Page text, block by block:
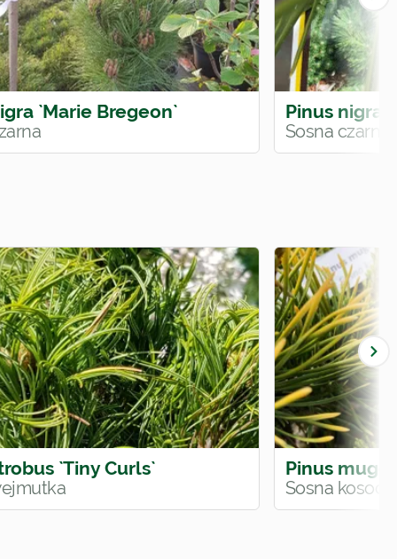
`Marie Bregeon` Pinus nigra
Sosna czarna
`Tiny Curls` Pinus mugo
Sosna